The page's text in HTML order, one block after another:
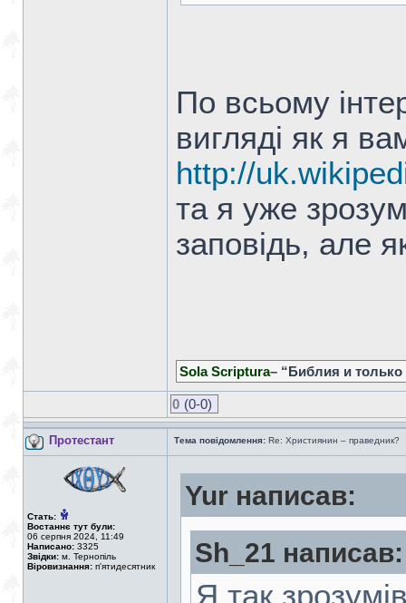
По всьому
вигляді як я
http://
та я уже
заповідь, але
Sola Scriptura– “Библия и
0 (0-0)
Протестант Тема повідомлення: Re: Християнин – праведник?
Стать:
Востаннє тут були:
06 серпня 2024, 11:49
Написано: 3325
Звідки: м. Тернопіль
Віровизнання: п'ятидесятник
Yur написав:
Sh_21 написав:
Я так